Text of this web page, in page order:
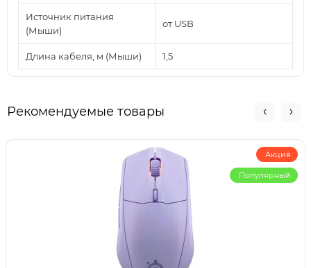
Источник питания
(Мыши)
от USB
Длина кабеля, м (Мыши) 1,5
Рекомендуемые товары
Акция
Популярный